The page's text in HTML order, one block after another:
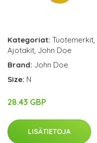
Kategoriat: Tuotemerkit
Ajotakit John Doe
Brand: John Doe
Size: N
28.43 GBP
LISÄTIETOJA